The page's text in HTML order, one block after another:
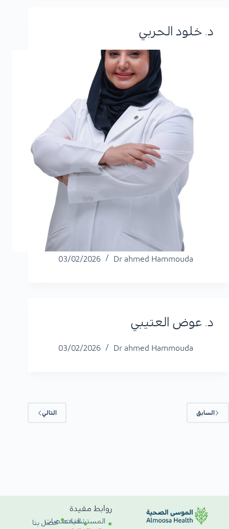
د. خلود الحربي
Dr ahmed Hammouda
03/02/2026
د. عوض العتيبي
Dr ahmed Hammouda
03/02/2026
السابق التالي
روابط مفيدة
المستشفياتالتخصصاتاتصل بنا